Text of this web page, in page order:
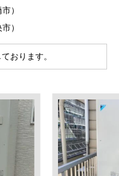
）
）
おります。